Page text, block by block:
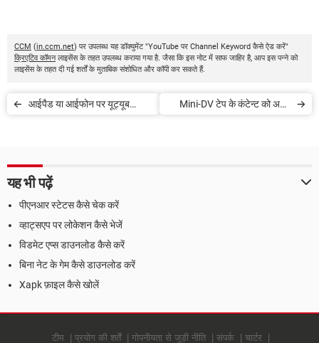
CCM (in.ccm.net) पर उपलब्ध यह डॉक्युमेंट "YouTube पर Channel Keyword कैसे ऐड करें"
क्रिएटिव कॉमनलाइसेंस के तहत उपलब्ध कराया गया है. जैसा कि इस नोट में साफ जाहिर है, आप इस पन्ने को
लाइसेंस के तहत दी गई शर्तों के मुताबिक संशोधित और कॉपी कर सकते हैं.
आईपैड या आईफोन पर यूट्यूब
Mini-DV टेप के कंटेन्ट को अपने
यह भी पढ़ें
पीएनआर स्टेटस कैसे चेक करें
व्हाट्सएप पर लोकेशन कैसे भेजें
विडमेट एप्स डाउनलोड कैसे करें
बिना नेट के गेम कैसे डाउनलोड करें
Xapk फ़ाइल कैसे खोलें
टीम प्रयोग की शर्तें गोपनीयता से जुड़ी नीति संपर्क चार्टर